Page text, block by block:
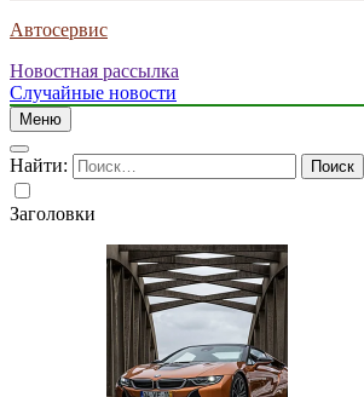
Автосервис
Новостная рассылка
Случайные новости
Меню
Найти:
Заголовки